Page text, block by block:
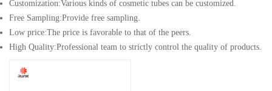
Customization:Various kinds of cosmetic tubes can be customized.
Free Sampling:Provide free sampling.
Low price:The price is favorable to that of the peers.
High Quality:Professional team to strictly control the quality of products.